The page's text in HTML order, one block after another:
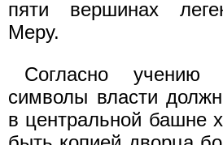
пяти вершинах
Меру.
Согласно учению
символы власти
в центральной башне